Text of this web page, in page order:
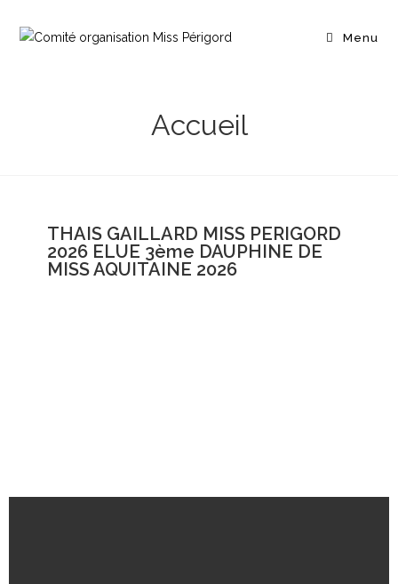
Menu
Accueil
THAIS GAILLARD MISS PERIGORD
2026 ELUE 3ème DAUPHINE DE
MISS AQUITAINE 2026